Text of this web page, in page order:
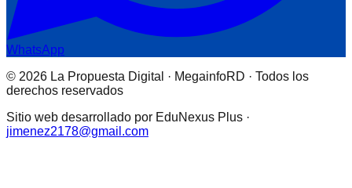
WhatsApp
© 2026 La Propuesta Digital · MegainfoRD · Todos los
derechos reservados
Sitio web desarrollado por EduNexus Plus ·
jimenez2178@gmail.com